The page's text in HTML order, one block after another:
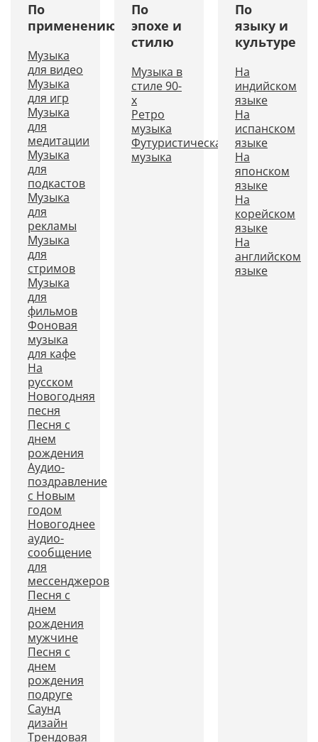
По
применению
Музыка
для видео
Музыка
для игр
Музыка
для
медитации
Музыка
для
подкастов
Музыка
для
рекламы
Музыка
для
стримов
Музыка
для
фильмов
Фоновая
музыка
для кафе
На
русском
Новогодняя
песня
Песня с
днем
рождения
Аудио-
поздравление
с Новым
годом
Новогоднее
аудио-
сообщение
для
мессенджеров
Песня с
днем
рождения
мужчине
Песня с
днем
рождения
подруге
Саунд
дизайн
Трендовая
По
эпохе и
стилю
Музыка в
стиле 90-
х
Ретро
музыка
Футуристическая
музыка
По
языку и
культуре
На
индийском
языке
На
испанском
языке
На
японском
языке
На
корейском
языке
На
английском
языке